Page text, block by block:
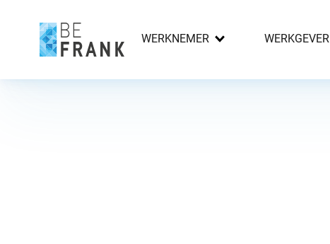
WERKNEMER WERKGEVER